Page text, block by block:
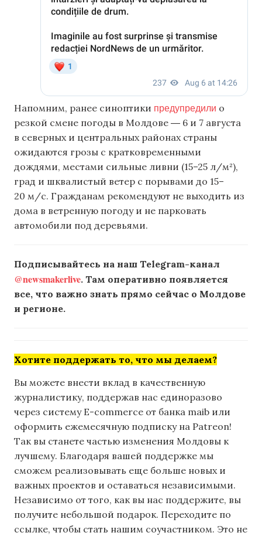
Напомним, ранее синоптики предупредили о
резкой смене погоды в Молдове ― 6 и 7 августа
в северных и центральных районах страны
ожидаются грозы с кратковременными
дождями, местами сильные ливни (15–25 л/м²),
град и шквалистый ветер с порывами до 15–
20 м/с. Гражданам рекомендуют не выходить из
дома в ветренную погоду и не парковать
автомобили под деревьями.
Подписывайтесь на наш Telegram-канал
@newsmakerlive. Там оперативно появляется
все, что важно знать прямо сейчас о Молдове
и регионе.
Хотите поддержать то, что мы делаем?
Вы можете внести вклад в качественную
журналистику, поддержав нас единоразово
через систему E-commerce от банка maib или
оформить ежемесячную подписку на Patreon!
Так вы станете частью изменения Молдовы к
лучшему. Благодаря вашей поддержке мы
сможем реализовывать еще больше новых и
важных проектов и оставаться независимыми.
Независимо от того, как вы нас поддержите, вы
получите небольшой подарок. Переходите по
ссылке, чтобы стать нашим соучастником. Это не